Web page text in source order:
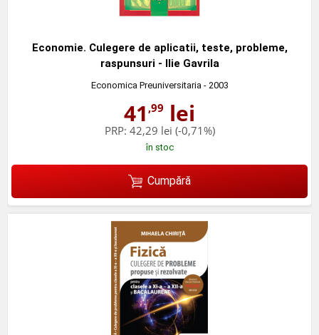
Economie. Culegere de aplicatii, teste, probleme,
raspunsuri - Ilie Gavrila
Economica Preuniversitaria- 2003
41 ,99 lei
PRP: 42,29 lei (-0,71%)
în stoc
Cumpără